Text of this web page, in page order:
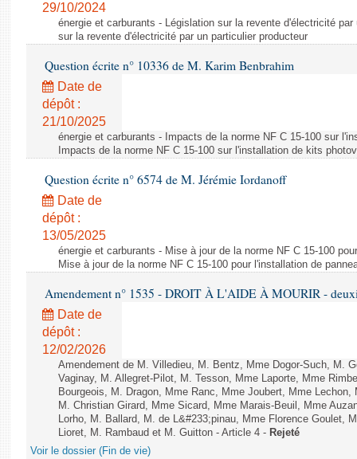
29/10/2024
énergie et carburants - Législation sur la revente d'électricité
sur la revente d'électricité par un particulier producteur
Question écrite n° 10336 de M. Karim Benbrahim
Date de
dépôt :
21/10/2025
énergie et carburants - Impacts de la norme NF C 15-100 sur
Impacts de la norme NF C 15-100 sur l'installation de kits
Question écrite n° 6574 de M. Jérémie Iordanoff
Date de
dépôt :
13/05/2025
énergie et carburants - Mise à jour de la norme NF C 15-100
Mise à jour de la norme NF C 15-100 pour l'installation de
Amendement n° 1535 - DROIT À L'AIDE À MOURIR -
Date de
dépôt :
12/02/2026
Amendement de M. Villedieu, M. Bentz, Mme Dogor-Such, M.
Vaginay, M. Allegret-Pilot, M. Tesson, Mme Laporte, Mme
Bourgeois, M. Dragon, Mme Ranc, Mme Joubert, Mme
M. Christian Girard, Mme Sicard, Mme Marais-Beuil, Mme
Lorho, M. Ballard, M. de L&#233;pinau, Mme Florence Goulet,
Lioret, M. Rambaud et M. Guitton - Article 4 - Rejeté
Voir le dossier (Fin de vie)